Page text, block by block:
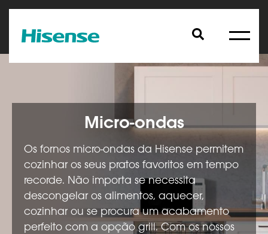
Micro-ondas
Os fornos micro-ondas da Hisense permitem
cozinhar os seus pratos favoritos em tempo
recorde. Não importa se necessita
descongelar os alimentos, aquecer,
cozinhar ou se procura um acabamento
perfeito com a opção grill. Com os nossos